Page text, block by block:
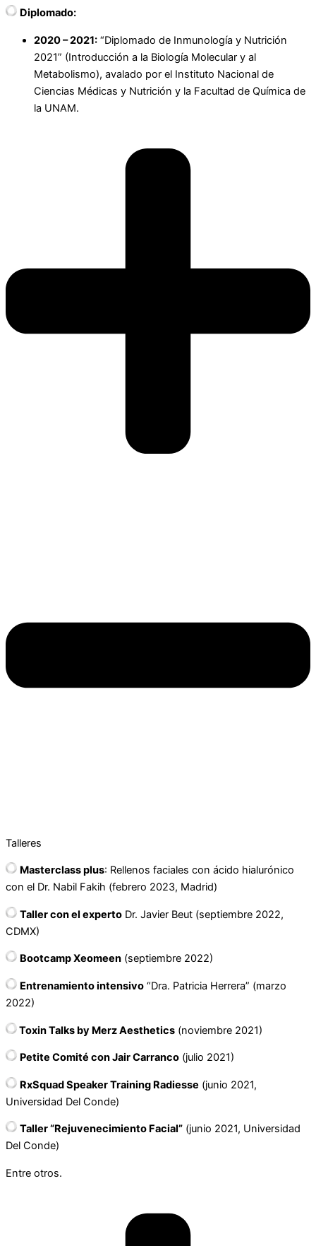
Diplomado:
2020 – 2021: “Diplomado de Inmunología y Nutrición
2021” (Introducción a la Biología Molecular y al
Metabolismo), avalado por el Instituto Nacional de
Ciencias Médicas y Nutrición y la Facultad de Química de
la UNAM.
Talleres
Masterclass plus: Rellenos faciales con ácido hialurónico
con el Dr. Nabil Fakih (febrero 2023, Madrid)
Taller con el experto Dr. Javier Beut (septiembre 2022,
CDMX)
Bootcamp Xeomeen (septiembre 2022)
Entrenamiento intensivo “Dra. Patricia Herrera” (marzo
2022)
Toxin Talks by Merz Aesthetics (noviembre 2021)
Petite Comité con Jair Carranco (julio 2021)
RxSquad Speaker Training Radiesse (junio 2021,
Universidad Del Conde)
Taller “Rejuvenecimiento Facial” (junio 2021, Universidad
Del Conde)
Entre otros.